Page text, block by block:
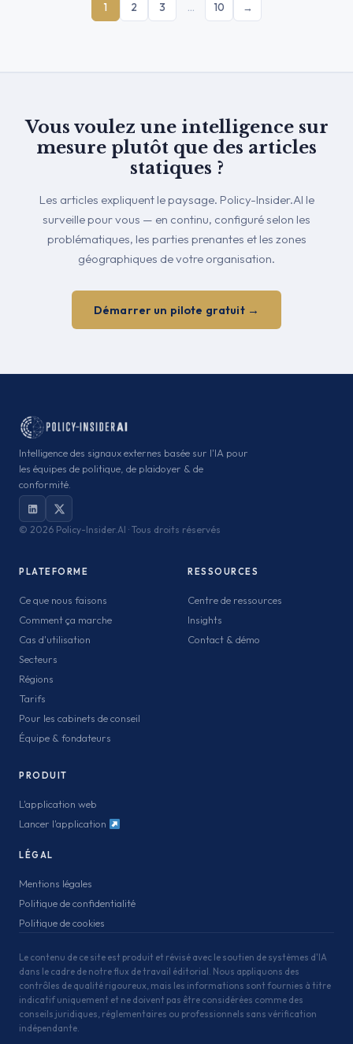
1 2 3 … 10 →
Vous voulez une intelligence sur
mesure plutôt que des articles
statiques ?
Les articles expliquent le paysage. Policy-Insider.AI le
surveille pour vous — en continu, configuré selon les
problématiques, les parties prenantes et les zones
géographiques de votre organisation.
Démarrer un pilote gratuit →
Intelligence des signaux externes basée sur l'IA pour
les équipes de politique, de plaidoyer & de
conformité.
© 2026 Policy-Insider.AI · Tous droits réservés
PLATEFORME
Ce que nous faisons
Comment ça marche
Cas d'utilisation
Secteurs
Régions
Tarifs
Pour les cabinets de conseil
Équipe & fondateurs
RESSOURCES
Centre de ressources
Insights
Contact & démo
PRODUIT
L'application web
Lancer l'application
LÉGAL
Mentions légales
Politique de confidentialité
Politique de cookies
Le contenu de ce site est produit et révisé avec le soutien de systèmes d'IA
dans le cadre de notre flux de travail éditorial. Nous appliquons des
contrôles de qualité rigoureux, mais les informations sont fournies à titre
indicatif uniquement et ne doivent pas être considérées comme des
conseils juridiques, réglementaires ou professionnels sans vérification
indépendante.